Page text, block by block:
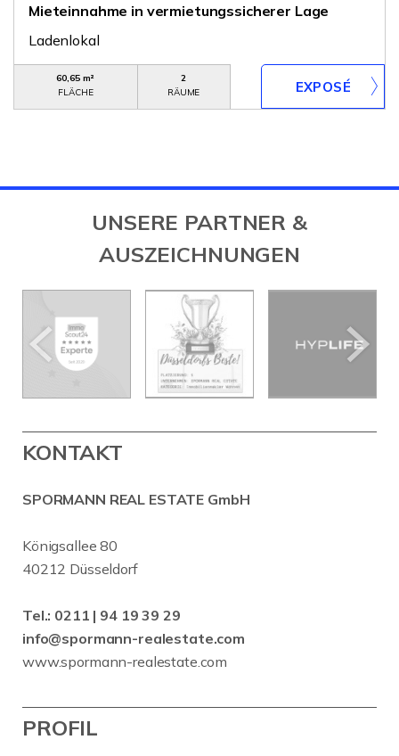
Mieteinnahme in vermietungssicherer Lage
Ladenlokal
60,65 m²
FLÄCHE
2
RÄUME
UNSERE PARTNER &
AUSZEICHNUNGEN
KONTAKT
SPORMANN REAL ESTATE GmbH
Königsallee 80
40212 Düsseldorf
Tel.: 0211 | 94 19 39 29
info@spormann-realestate.com
www.spormann-realestate.com
PROFIL